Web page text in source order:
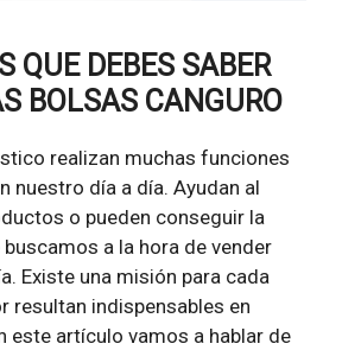
QUE DEBES SABER
BOLSAS CANGURO
realizan muchas funciones
nuestro día a día. Ayudan al
o pueden conseguir la
a la hora de vender
Existe una misión para cada
resultan indispensables en
este artículo vamos a hablar de